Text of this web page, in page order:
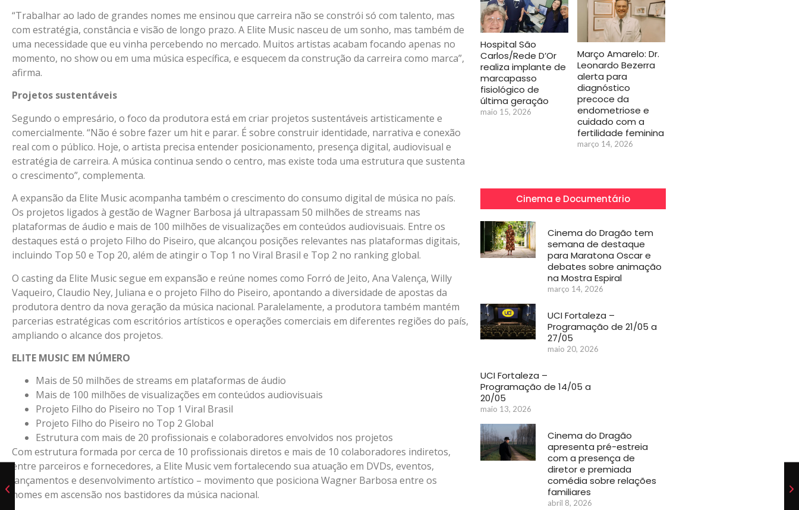
“Trabalhar ao lado de grandes nomes me ensinou que carreira não se constrói só com talento, mas
com estratégia, constância e visão de longo prazo. A Elite Music nasceu de um sonho, mas também de
uma necessidade que eu vinha percebendo no mercado. Muitos artistas acabam focando apenas no
momento, no show ou em uma música específica, e esquecem da construção da carreira como marca”,
afirma.
Projetos sustentáveis
Segundo o empresário, o foco da produtora está em criar projetos sustentáveis artisticamente e
comercialmente. “Não é sobre fazer um hit e parar. É sobre construir identidade, narrativa e conexão
real com o público. Hoje, o artista precisa entender posicionamento, presença digital, audiovisual e
estratégia de carreira. A música continua sendo o centro, mas existe toda uma estrutura que sustenta
o crescimento”, complementa.
A expansão da Elite Music acompanha também o crescimento do consumo digital de música no país.
Os projetos ligados à gestão de Wagner Barbosa já ultrapassam 50 milhões de streams nas
plataformas de áudio e mais de 100 milhões de visualizações em conteúdos audiovisuais. Entre os
destaques está o projeto Filho do Piseiro, que alcançou posições relevantes nas plataformas digitais,
incluindo Top 50 e Top 20, além de atingir o Top 1 no Viral Brasil e Top 2 no ranking global.
O casting da Elite Music segue em expansão e reúne nomes como Forró de Jeito, Ana Valença, Willy
Vaqueiro, Claudio Ney, Juliana e o projeto Filho do Piseiro, apontando a diversidade de apostas da
produtora dentro da nova geração da música nacional. Paralelamente, a produtora também mantém
parcerias estratégicas com escritórios artísticos e operações comerciais em diferentes regiões do país,
ampliando o alcance dos projetos.
ELITE MUSIC EM NÚMERO
Mais de 50 milhões de streams em plataformas de áudio
Mais de 100 milhões de visualizações em conteúdos audiovisuais
Projeto Filho do Piseiro no Top 1 Viral Brasil
Projeto Filho do Piseiro no Top 2 Global
Estrutura com mais de 20 profissionais e colaboradores envolvidos nos projetos
Com estrutura formada por cerca de 10 profissionais diretos e mais de 10 colaboradores indiretos,
entre parceiros e fornecedores, a Elite Music vem fortalecendo sua atuação em DVDs, eventos,
lançamentos e desenvolvimento artístico – movimento que posiciona Wagner Barbosa entre os
nomes em ascensão nos bastidores da música nacional.
Hospital São
Carlos/Rede D’Or
realiza implante de
marcapasso
fisiológico de
última geração
maio 15, 2026
Março Amarelo: Dr.
Leonardo Bezerra
alerta para
diagnóstico
precoce da
endometriose e
cuidado com a
fertilidade feminina
março 14, 2026
Cinema e Documentário
Cinema do Dragão tem
semana de destaque
para Maratona Oscar e
debates sobre animação
na Mostra Espiral
março 14, 2026
UCI Fortaleza –
Programação de 21/05 a
27/05
maio 20, 2026
UCI Fortaleza –
Programação de 14/05 a
20/05
maio 13, 2026
Cinema do Dragão
apresenta pré-estreia
com a presença de
diretor e premiada
comédia sobre relações
familiares
abril 8, 2026